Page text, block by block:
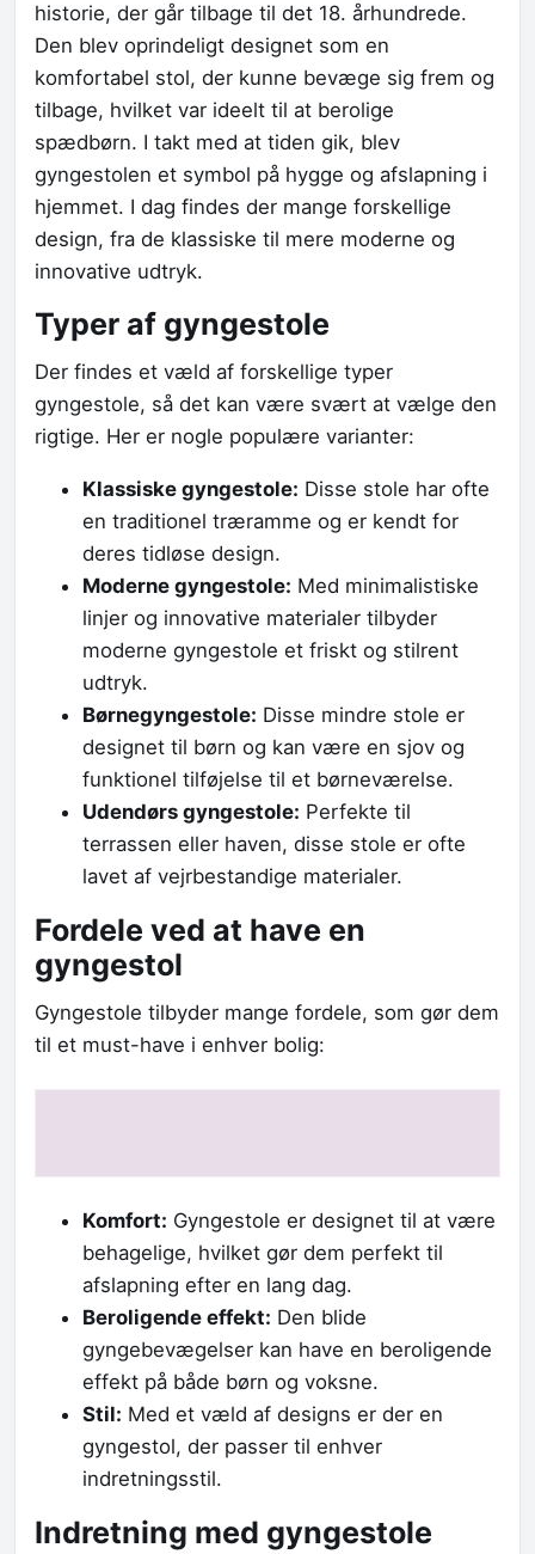
historie, der går tilbage til det 18. århundrede.
Den blev oprindeligt designet som en
komfortabel stol, der kunne bevæge sig frem og
tilbage, hvilket var ideelt til at berolige
spædbørn. I takt med at tiden gik, blev
gyngestolen et symbol på hygge og afslapning i
hjemmet. I dag findes der mange forskellige
design, fra de klassiske til mere moderne og
innovative udtryk.
Typer af gyngestole
Der findes et væld af forskellige typer
gyngestole, så det kan være svært at vælge den
rigtige. Her er nogle populære varianter:
Klassiske gyngestole: Disse stole har ofte
en traditionel træramme og er kendt for
deres tidløse design.
Moderne gyngestole: Med minimalistiske
linjer og innovative materialer tilbyder
moderne gyngestole et friskt og stilrent
udtryk.
Børnegyngestole: Disse mindre stole er
designet til børn og kan være en sjov og
funktionel tilføjelse til et børneværelse.
Udendørs gyngestole: Perfekte til
terrassen eller haven, disse stole er ofte
lavet af vejrbestandige materialer.
Fordele ved at have en
gyngestol
Gyngestole tilbyder mange fordele, som gør dem
til et must-have i enhver bolig:
Komfort: Gyngestole er designet til at være
behagelige, hvilket gør dem perfekt til
afslapning efter en lang dag.
Beroligende effekt: Den blide
gyngebevægelser kan have en beroligende
effekt på både børn og voksne.
Stil: Med et væld af designs er der en
gyngestol, der passer til enhver
indretningsstil.
Indretning med gyngestole